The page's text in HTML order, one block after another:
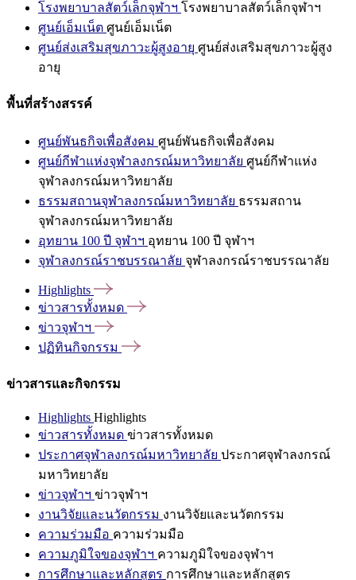
โรงพยาบาลสัตว์เล็กจุฬาฯ โรงพยาบาลสัตว์เล็กจุฬาฯ
ศูนย์เอ็มเน็ต ศูนย์เอ็มเน็ต
ศูนย์ส่งเสริมสุขภาวะผู้สูงอายุ ศูนย์ส่งเสริมสุขภาวะผู้สูง
อายุ
พื้นที่สร้างสรรค์
ศูนย์พันธกิจเพื่อสังคม ศูนย์พันธกิจเพื่อสังคม
ศูนย์กีฬาแห่งจุฬาลงกรณ์มหาวิทยาลัย ศูนย์กีฬาแห่ง
จุฬาลงกรณ์มหาวิทยาลัย
ธรรมสถานจุฬาลงกรณ์มหาวิทยาลัย ธรรมสถาน
จุฬาลงกรณ์มหาวิทยาลัย
อุทยาน 100 ปี จุฬาฯ อุทยาน 100 ปี จุฬาฯ
จุฬาลงกรณ์ราชบรรณาลัย จุฬาลงกรณ์ราชบรรณาลัย
Highlights
ข่าวสารทั้งหมด
ข่าวจุฬาฯ
ปฏิทินกิจกรรม
ข่าวสารและกิจกรรม
Highlights Highlights
ข่าวสารทั้งหมด ข่าวสารทั้งหมด
ประกาศจุฬาลงกรณ์มหาวิทยาลัย ประกาศจุฬาลงกรณ์
มหาวิทยาลัย
ข่าวจุฬาฯ ข่าวจุฬาฯ
งานวิจัยและนวัตกรรม งานวิจัยและนวัตกรรม
ความร่วมมือ ความร่วมมือ
ความภูมิใจของจุฬาฯ ความภูมิใจของจุฬาฯ
การศึกษาและหลักสูตร การศึกษาและหลักสูตร